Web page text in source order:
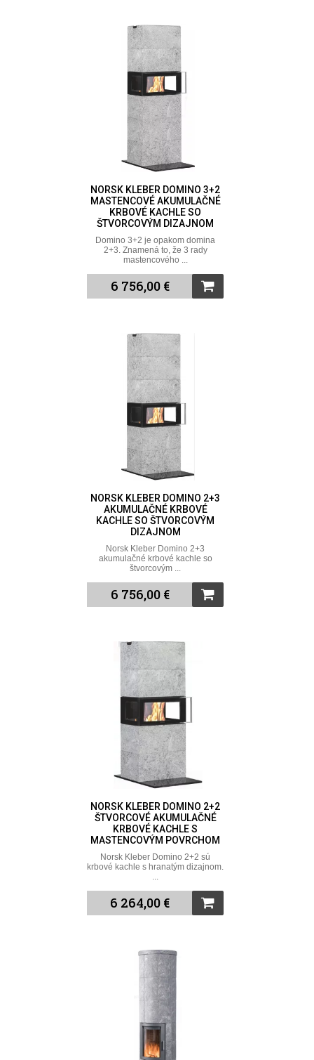
NORSK KLEBER DOMINO 3+2
MASTENCOVÉ AKUMULAČNÉ
KRBOVÉ KACHLE SO
ŠTVORCOVÝM DIZAJNOM
Domino 3+2 je opakom domina
2+3. Znamená to, že 3 rady
mastencového ...
6 756,00 €
NORSK KLEBER DOMINO 2+3
AKUMULAČNÉ KRBOVÉ
KACHLE SO ŠTVORCOVÝM
DIZAJNOM
Norsk Kleber Domino 2+3
akumulačné krbové kachle so
štvorcovým ...
6 756,00 €
NORSK KLEBER DOMINO 2+2
ŠTVORCOVÉ AKUMULAČNÉ
KRBOVÉ KACHLE S
MASTENCOVÝM POVRCHOM
Norsk Kleber Domino 2+2 sú
krbové kachle s hranatým dizajnom.
...
6 264,00 €